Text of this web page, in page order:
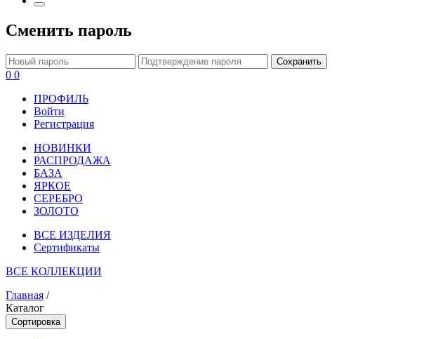
Сменить пароль
Сохранить
0 0
ПРОФИЛЬ
Войти
Регистрация
НОВИНКИ
РАСПРОДАЖА
БАЗА
ЯРКОЕ
СЕРЕБРО
ЗОЛОТО
ВСЕ ИЗДЕЛИЯ
Сертификаты
ВСЕ КОЛЛЕКЦИИ
Главная /
Каталог
Сортировка